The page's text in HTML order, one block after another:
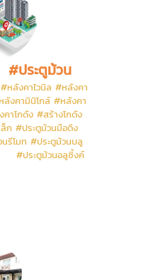
ประตูม้วน
หลังคาไวนิล #หลังคา
ลังคามินิโกล์ #หลังคา
าโกดัง #สร้างโกดัง
ก #ประตูม้วนมือดึง
รีโมท #ประตูม้วนบลู
#ประตูม้วนอลูซิ้งค์